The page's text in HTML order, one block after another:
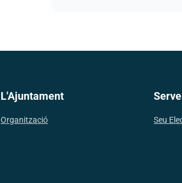
L'Ajuntament
Organització Seu